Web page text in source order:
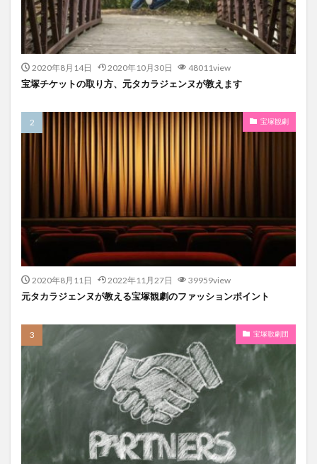
2020年8月14日 2020年10月30日 48011view
宝塚チケットの取り方、元タカラジェンヌが教えます
宝塚観劇
2020年8月11日 2022年11月27日 39959view
元タカラジェンヌが教える宝塚観劇のファッションポイント
宝塚歌劇団